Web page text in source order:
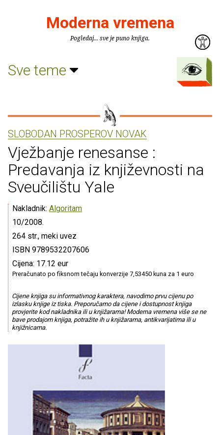
Moderna vremena
Pogledaj... sve je puno knjiga.
Sve teme
SLOBODAN PROSPEROV NOVAK
Vježbanje renesanse :
Predavanja iz književnosti na
Sveučilištu Yale
Nakladnik: Algoritam
10/2008.
264 str., meki uvez
ISBN 9789532207606
Cijena: 17.12 eur
Preračunato po fiksnom tečaju konverzije 7,53450 kuna za 1 euro
Cijene knjiga su informativnog karaktera, navodimo prvu cijenu po
izlasku knjige iz tiska. Preporučamo da cijene i dostupnost knjiga
provjerite kod nakladnika ili u knjižarama! Moderna vremena više se ne
bave prodajom knjiga, potražite ih u knjižarama, antikvarijatima ili u
knjižnicama.